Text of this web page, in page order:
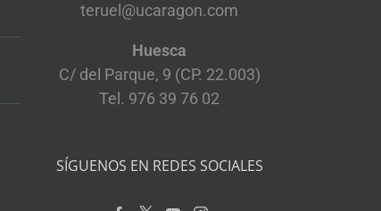
teruel@ucaragon.com
Huesca
C/ del Parque, 9 (CP. 22.003)
Tel. 976 39 76 02
SÍGUENOS EN REDES SOCIALES